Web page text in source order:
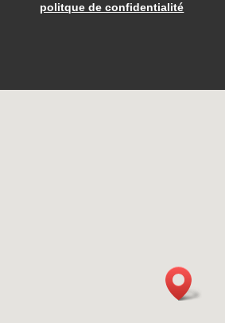
politque de confidentialité